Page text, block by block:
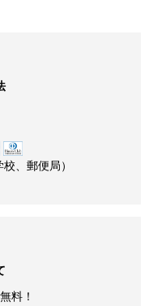
、郵便局）
料！